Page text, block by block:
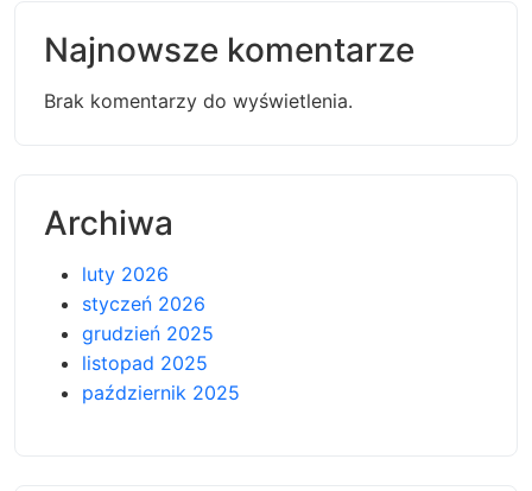
Najnowsze komentarze
Brak komentarzy do wyświetlenia.
Archiwa
luty 2026
styczeń 2026
grudzień 2025
listopad 2025
październik 2025